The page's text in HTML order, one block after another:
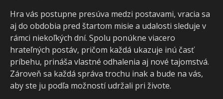
Hra vás postupne presúva medzi postavami, vracia sa
aj do obdobia pred štartom misie a udalosti sleduje v
rámci niekoľkých dní. Spolu ponúkne viacero
hrateľných postáv, pričom každá ukazuje inú časť
príbehu, prináša vlastné odhalenia aj nové tajomstvá.
Zároveň sa každá správa trochu inak a bude na vás,
aby ste ju podľa možností udržali pri živote.